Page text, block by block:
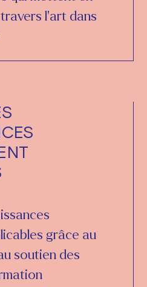
l'art dans
grâce au
soutien des